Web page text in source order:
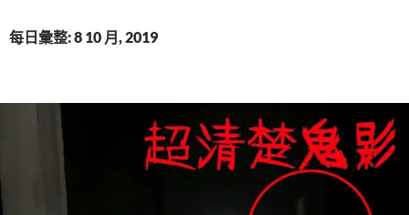
要
每日彙整: 8 10 月, 2019